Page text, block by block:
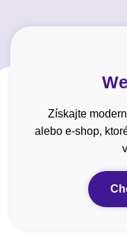
Získajte
alebo e-shop,